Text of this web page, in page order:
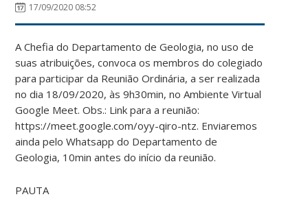
17/09/2020 08:52
A Chefia do Departamento de Geologia, no uso de
suas atribuições, convoca os membros do colegiado
para participar da Reunião Ordinária, a ser realizada
no dia 18/09/2020, às 9h30min, no Ambiente Virtual
Google Meet. Obs.: Link para a reunião:
https://meet.google.com/oyy-qiro-ntz. Enviaremos
ainda pelo Whatsapp do Departamento de
Geologia, 10min antes do início da reunião.
PAUTA